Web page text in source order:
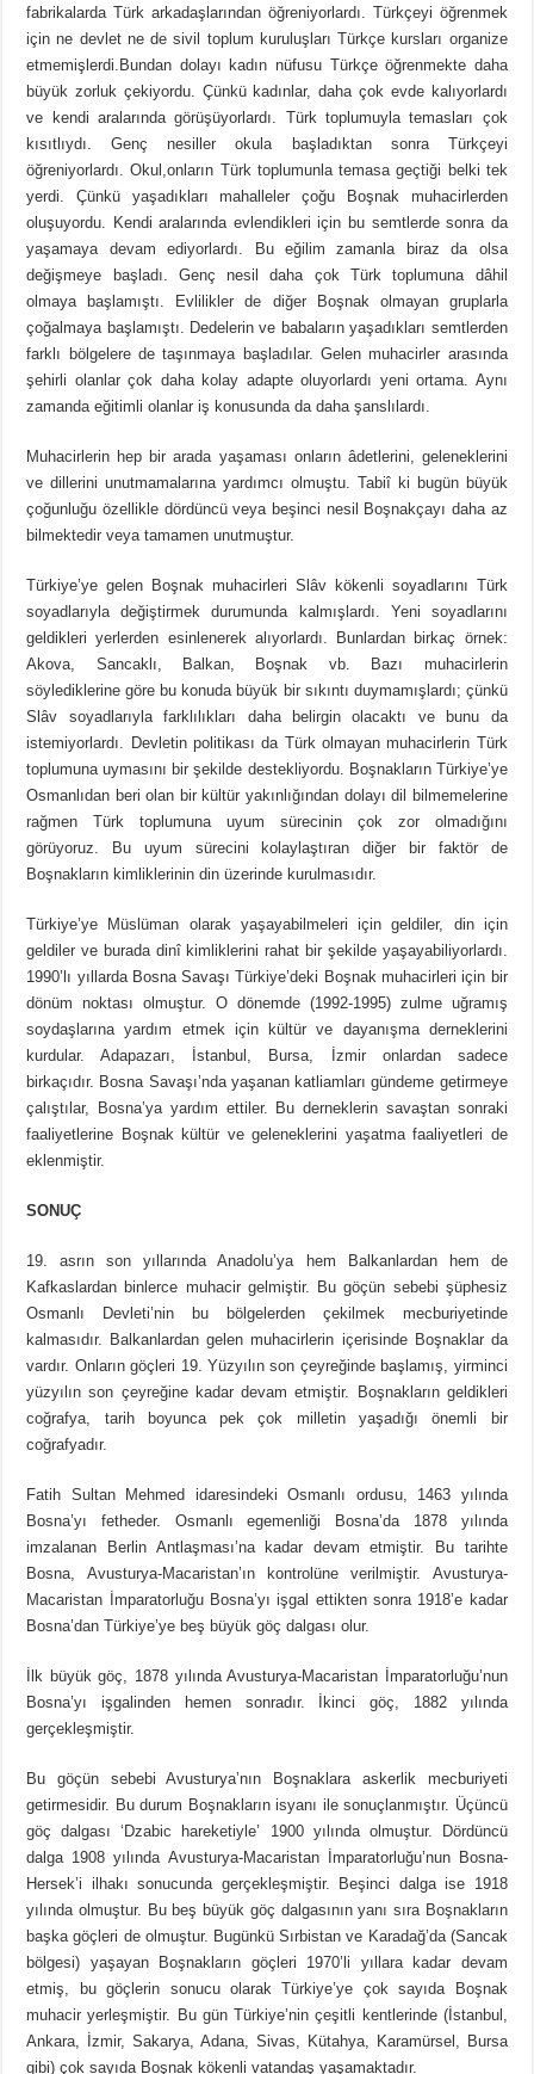
fabrikalarda Türk arkadaşlarından öğreniyorlardı. Türkçeyi öğrenmek
için ne devlet ne de sivil toplum kuruluşları Türkçe kursları organize
etmemişlerdi.Bundan dolayı kadın nüfusu Türkçe öğrenmekte daha
büyük zorluk çekiyordu. Çünkü kadınlar, daha çok evde kalıyorlardı
ve kendi aralarında görüşüyorlardı. Türk toplumuyla temasları çok
kısıtlıydı. Genç nesiller okula başladıktan sonra Türkçeyi
öğreniyorlardı. Okul,onların Türk toplumunla temasa geçtiği belki tek
yerdi. Çünkü yaşadıkları mahalleler çoğu Boşnak muhacirlerden
oluşuyordu. Kendi aralarında evlendikleri için bu semtlerde sonra da
yaşamaya devam ediyorlardı. Bu eğilim zamanla biraz da olsa
değişmeye başladı. Genç nesil daha çok Türk toplumuna dâhil
olmaya başlamıştı. Evlilikler de diğer Boşnak olmayan gruplarla
çoğalmaya başlamıştı. Dedelerin ve babaların yaşadıkları semtlerden
farklı bölgelere de taşınmaya başladılar. Gelen muhacirler arasında
şehirli olanlar çok daha kolay adapte oluyorlardı yeni ortama. Aynı
zamanda eğitimli olanlar iş konusunda da daha şanslılardı.
Muhacirlerin hep bir arada yaşaması onların âdetlerini, geleneklerini
ve dillerini unutmamalarına yardımcı olmuştu. Tabiî ki bugün büyük
çoğunluğu özellikle dördüncü veya beşinci nesil Boşnakçayı daha az
bilmektedir veya tamamen unutmuştur.
Türkiye’ye gelen Boşnak muhacirleri Slâv kökenli soyadlarını Türk
soyadlarıyla değiştirmek durumunda kalmışlardı. Yeni soyadlarını
geldikleri yerlerden esinlenerek alıyorlardı. Bunlardan birkaç örnek:
Akova, Sancaklı, Balkan, Boşnak vb. Bazı muhacirlerin
söylediklerine göre bu konuda büyük bir sıkıntı duymamışlardı; çünkü
Slâv soyadlarıyla farklılıkları daha belirgin olacaktı ve bunu da
istemiyorlardı. Devletin politikası da Türk olmayan muhacirlerin Türk
toplumuna uymasını bir şekilde destekliyordu. Boşnakların Türkiye’ye
Osmanlıdan beri olan bir kültür yakınlığından dolayı dil bilmemelerine
rağmen Türk toplumuna uyum sürecinin çok zor olmadığını
görüyoruz. Bu uyum sürecini kolaylaştıran diğer bir faktör de
Boşnakların kimliklerinin din üzerinde kurulmasıdır.
Türkiye’ye Müslüman olarak yaşayabilmeleri için geldiler, din için
geldiler ve burada dinî kimliklerini rahat bir şekilde yaşayabiliyorlardı.
1990’lı yıllarda Bosna Savaşı Türkiye’deki Boşnak muhacirleri için bir
dönüm noktası olmuştur. O dönemde (1992-1995) zulme uğramış
soydaşlarına yardım etmek için kültür ve dayanışma derneklerini
kurdular. Adapazarı, İstanbul, Bursa, İzmir onlardan sadece
birkaçıdır. Bosna Savaşı’nda yaşanan katliamları gündeme getirmeye
çalıştılar, Bosna’ya yardım ettiler. Bu derneklerin savaştan sonraki
faaliyetlerine Boşnak kültür ve geleneklerini yaşatma faaliyetleri de
eklenmiştir.
SONUÇ
19. asrın son yıllarında Anadolu’ya hem Balkanlardan hem de
Kafkaslardan binlerce muhacir gelmiştir. Bu göçün sebebi şüphesiz
Osmanlı Devleti’nin bu bölgelerden çekilmek mecburiyetinde
kalmasıdır. Balkanlardan gelen muhacirlerin içerisinde Boşnaklar da
vardır. Onların göçleri 19. Yüzyılın son çeyreğinde başlamış, yirminci
yüzyılın son çeyreğine kadar devam etmiştir. Boşnakların geldikleri
coğrafya, tarih boyunca pek çok milletin yaşadığı önemli bir
coğrafyadır.
Fatih Sultan Mehmed idaresindeki Osmanlı ordusu, 1463 yılında
Bosna’yı fetheder. Osmanlı egemenliği Bosna’da 1878 yılında
imzalanan Berlin Antlaşması’na kadar devam etmiştir. Bu tarihte
Bosna, Avusturya-Macaristan’ın kontrolüne verilmiştir. Avusturya-
Macaristan İmparatorluğu Bosna’yı işgal ettikten sonra 1918’e kadar
Bosna’dan Türkiye’ye beş büyük göç dalgası olur.
İlk büyük göç, 1878 yılında Avusturya-Macaristan İmparatorluğu’nun
Bosna’yı işgalinden hemen sonradır. İkinci göç, 1882 yılında
gerçekleşmiştir.
Bu göçün sebebi Avusturya’nın Boşnaklara askerlik mecburiyeti
getirmesidir. Bu durum Boşnakların isyanı ile sonuçlanmıştır. Üçüncü
göç dalgası ‘Dzabic hareketiyle’ 1900 yılında olmuştur. Dördüncü
dalga 1908 yılında Avusturya-Macaristan İmparatorluğu’nun Bosna-
Hersek’i ilhakı sonucunda gerçekleşmiştir. Beşinci dalga ise 1918
yılında olmuştur. Bu beş büyük göç dalgasının yanı sıra Boşnakların
başka göçleri de olmuştur. Bugünkü Sırbistan ve Karadağ’da (Sancak
bölgesi) yaşayan Boşnakların göçleri 1970’li yıllara kadar devam
etmiş, bu göçlerin sonucu olarak Türkiye’ye çok sayıda Boşnak
muhacir yerleşmiştir. Bu gün Türkiye’nin çeşitli kentlerinde (İstanbul,
Ankara, İzmir, Sakarya, Adana, Sivas, Kütahya, Karamürsel, Bursa
gibi) çok sayıda Boşnak kökenli vatandaş yaşamaktadır.